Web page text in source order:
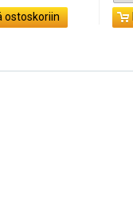
ostoskoriin